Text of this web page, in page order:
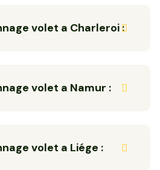
volet a Charleroi :
volet a Namur :
volet a Liége :